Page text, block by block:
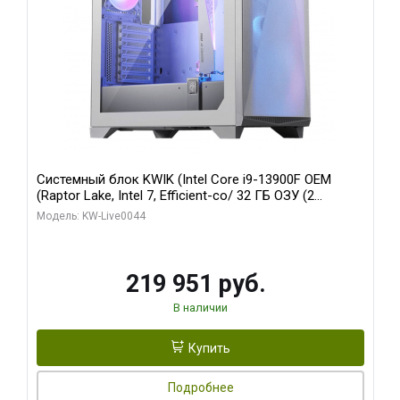
Системный блок KWIK (Intel Core i9-13900F OEM
(Raptor Lake, Intel 7, Efficient-co/ 32 ГБ ОЗУ (2
модуля)/ Gigabyte RTX5070Ti AERO OC 16GB GDDR7
Модель: KW-Live0044
219 951 руб.
В наличии
Купить
Подробнее